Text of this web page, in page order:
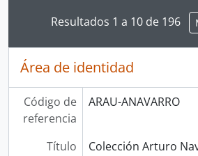
Resultados 1 a 10 de 196
Área de identidad
Código de
referencia
ARAU-ANAVARRO
Título
Colección Arturo